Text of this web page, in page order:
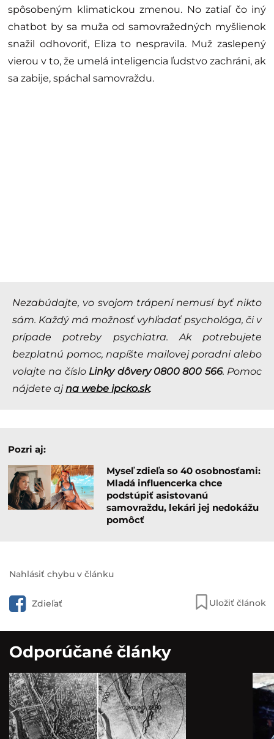
spôsobeným klimatickou zmenou. No zatiaľ čo iný
chatbot by sa muža od samovražedných myšlienok
snažil odhovoriť, Eliza to nespravila. Muž zaslepený
vierou v to, že umelá inteligencia ľudstvo zachráni, ak
sa zabije, spáchal samovraždu.
Nezabúdajte, vo svojom trápení nemusí byť nikto
sám. Každý má možnosť vyhľadať psychológa, či v
prípade potreby psychiatra. Ak potrebujete
bezplatnú pomoc, napíšte mailovej poradni alebo
volajte na číslo Linky dôvery 0800 800 566. Pomoc
nájdete aj na webe ipcko.sk.
Pozri aj:
Myseľ zdieľa so 40 osobnosťami:
Mladá influencerka chce
podstúpiť asistovanú
samovraždu, lekári jej nedokážu
pomôcť
Nahlásiť chybu v článku
Zdieľať Uložiť článok
Odporúčané články